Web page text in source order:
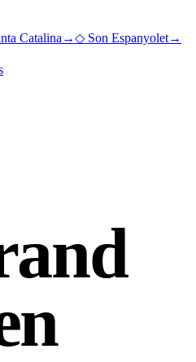
Catalina →◇ Son Espanyolet→